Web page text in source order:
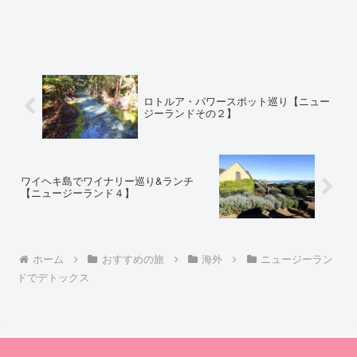
ロトルア・パワースポット巡り【ニュー
ジーランドその２】
ワイヘキ島でワイナリー巡り&ランチ
【ニュージーランド４】
ホーム おすすめの旅 海外
ニュージーラン
ドでデトックス